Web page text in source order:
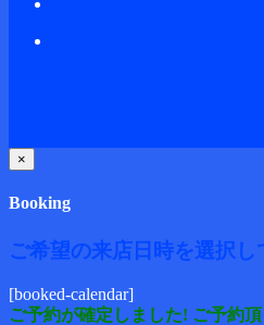
×
Booking
ご希望の来店日時を選択し
[booked-calendar]
ご予約が確定しました! ご予約